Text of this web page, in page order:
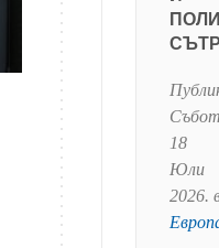
18
Юли
2026.